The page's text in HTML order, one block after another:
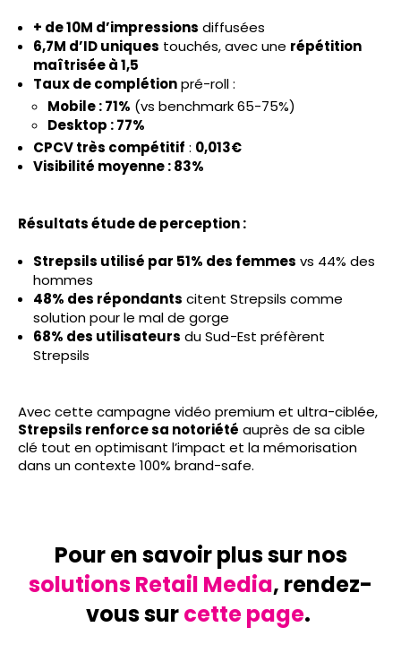
+ de 10M d’impressions diffusées
6,7M d’ID uniques touchés, avec une répétition
maîtrisée à 1,5
Taux de complétionpré-roll :
Mobile : 71% (vs benchmark 65-75%)
Desktop : 77%
CPCV très compétitif : 0,013€
Visibilité moyenne : 83%
Résultats étude de perception :
Strepsils utilisé par 51% des femmes vs 44% des
hommes
48% des répondants citent Strepsils comme
solution pour le mal de gorge
68% des utilisateurs du Sud-Est préfèrent
Strepsils
Avec cette campagne vidéo premium et ultra-ciblée,
Strepsils renforce sa notoriété auprès de sa cible
clé tout en optimisant l’impact et la mémorisation
dans un contexte 100% brand-safe.
Pour en savoir plus sur nos
solutions Retail Media, rendez-
vous surcette page.